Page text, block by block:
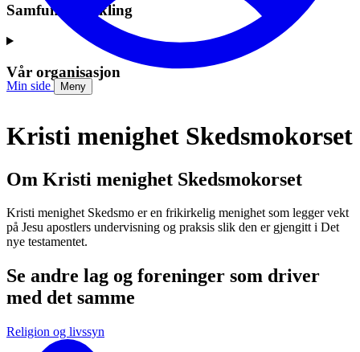
Min side Meny
Samfunnsutvikling
Vår organisasjon
Kristi menighet Skedsmokorset
Om Kristi menighet Skedsmokorset
Kristi menighet Skedsmo er en frikirkelig menighet som legger vekt
på Jesu apostlers undervisning og praksis slik den er gjengitt i Det
nye testamentet.
Se andre lag og foreninger som driver
med det samme
Religion og livssyn